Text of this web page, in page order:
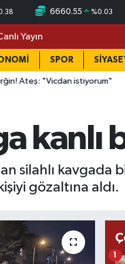
6660.55 %0.03
Yayın
SPOR
istiyorum" 14:32
kanlı
silahlı kavgada
gözaltına aldı.
1